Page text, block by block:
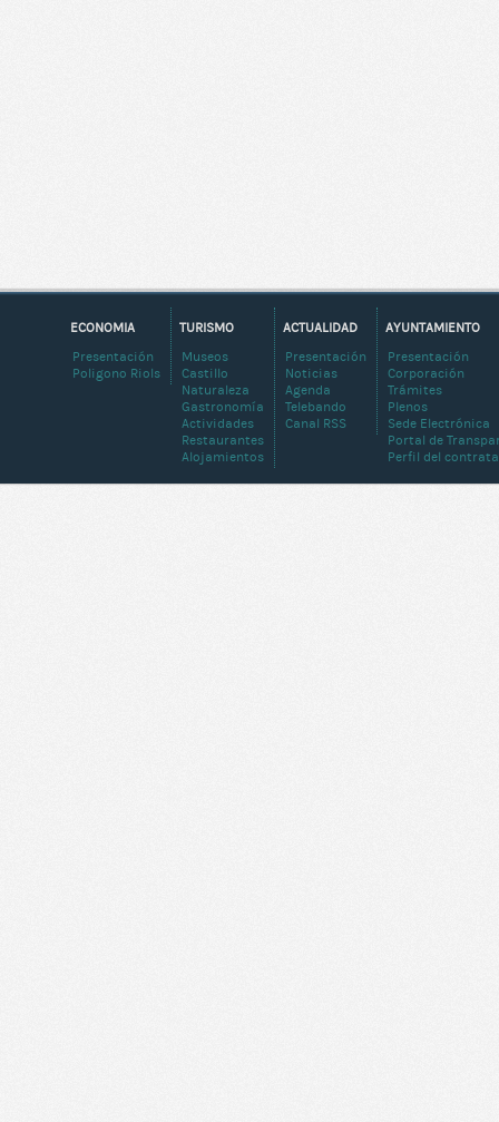
AYUNTAMIENTO
Presentación
Corporación
Trámites
Plenos
Sede Electrónica
Portal de
Perfil del
ACTUALIDAD
Presentación
Noticias
Agenda
Telebando
Canal RSS
TURISMO
Museos
Castillo
Naturaleza
Gastronomía
Actividades
Restaurantes
Alojamientos
ECONOMIA
Presentación
Poligono Riols